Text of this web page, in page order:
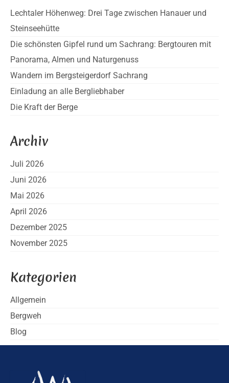
Lechtaler Höhenweg: Drei Tage zwischen Hanauer und
Steinseehütte
Die schönsten Gipfel rund um Sachrang: Bergtouren mit
Panorama, Almen und Naturgenuss
Wandern im Bergsteigerdorf Sachrang
Einladung an alle Bergliebhaber
Die Kraft der Berge
Archiv
Juli 2026
Juni 2026
Mai 2026
April 2026
Dezember 2025
November 2025
Kategorien
Allgemein
Bergweh
Blog